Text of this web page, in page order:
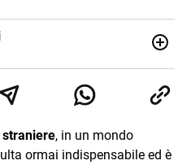
scuola, economia e spettacolo. Ha
di testate giornalistiche online
straniere, in un mondo
ormai indispensabile ed è